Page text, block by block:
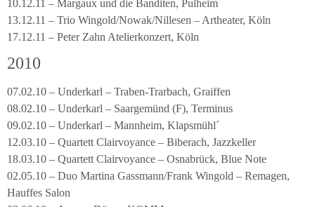
10.12.11 – Margaux und die Banditen, Pulheim
13.12.11 – Trio Wingold/Nowak/Nillesen – Artheater, Köln
17.12.11 – Peter Zahn Atelierkonzert, Köln
2010
07.02.10 – Underkarl – Traben-Trarbach, Graiffen
08.02.10 – Underkarl – Saargemünd (F), Terminus
09.02.10 – Underkarl – Mannheim, Klapsmühl´
12.03.10 – Quartett Clairvoyance – Biberach, Jazzkeller
18.03.10 – Quartett Clairvoyance – Osnabrück, Blue Note
02.05.10 – Duo Martina Gassmann/Frank Wingold – Remagen,
Hauffes Salon